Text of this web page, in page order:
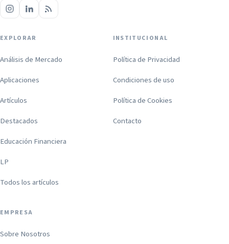
EXPLORAR
Análisis de Mercado
Aplicaciones
Artículos
Destacados
Educación Financiera
LP
Todos los artículos
INSTITUCIONAL
Política de Privacidad
Condiciones de uso
Política de Cookies
Contacto
EMPRESA
Sobre Nosotros